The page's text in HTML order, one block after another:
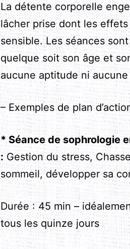
La détente corporelle
lâcher prise dont les
sensible. Les séances
quelque soit son âge et
aucune aptitude ni
– Exemples de plan
*Séance de sophrologie
: Gestion du stress,
sommeil, développer sa
Durée : 45 min –
tous les quinze jours